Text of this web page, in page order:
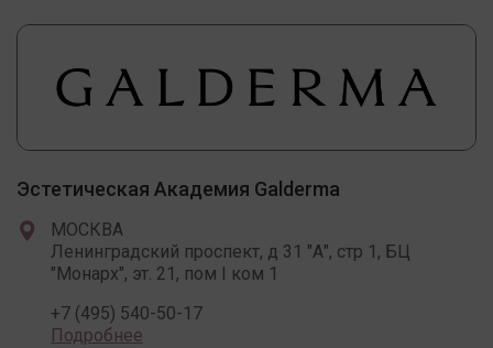
Эстетическая Академия Galderma
МОСКВА
Ленинградский проспект, д 31 "А", стр 1, БЦ
"Монарх", эт. 21, пом I ком 1
+7 (495) 540-50-17
Подробнее